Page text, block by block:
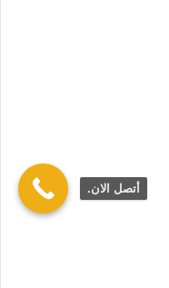
أتصل الان.